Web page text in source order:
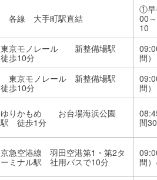
各線 大手町駅直結
①早
00
10
東京モノレール 新整備場駅
徒歩10分
間）
東京モノレール 新整備場駅
徒歩10分
間）
ゆりかもめ お台場海浜公園
駅 徒歩1分
間
京急空港線 羽田空港第1・第2タ
ーミナル駅 社用バスで10分
間